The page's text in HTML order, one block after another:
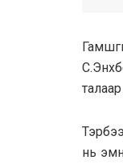
нь